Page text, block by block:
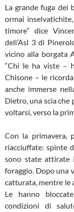
La grande fuga dei
ormai
timore” dice
dell’Asl 3 di
vicino alla borgata
“Chi le ha viste –
Chisone – le
anche immerse
Dietro, una scia che
voltarsi, verso la
Con la primavera,
riacciuffate: spinte
sono state attirate
foraggio. Dopo una
catturata, mentre le
Le hanno
condizioni di